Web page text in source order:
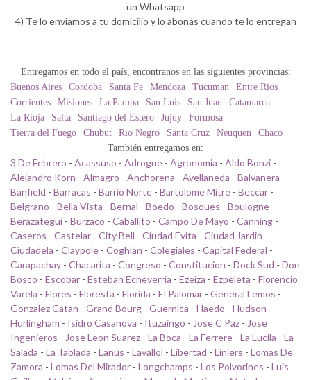
un Whatsapp
4) Te lo enviamos a tu domicilio y lo abonás cuando te lo entregan
Entregamos en todo el país, encontranos en las siguientes provincias:
Buenos Aires
Cordoba Santa Fe Mendoza Tucuman
Entre Rios
Corrientes
Misiones La Pampa San Luis San Juan
Catamarca
La Rioja
Salta Santiago del Estero Jujuy
Formosa
Tierra del Fuego
Chubut Rio Negro Santa Cruz Neuquen
Chaco
También entregamos en:
3 De Febrero - Acassuso - Adrogue - Agronomia - Aldo Bonzi -
Alejandro Korn - Almagro - Anchorena - Avellaneda - Balvanera -
Banfield - Barracas - Barrio Norte - Bartolome Mitre - Beccar -
Belgrano - Bella Vista - Bernal - Boedo - Bosques - Boulogne -
Berazategui - Burzaco - Caballito - Campo De Mayo - Canning -
Caseros - Castelar - City Bell - Ciudad Evita - Ciudad Jardin -
Ciudadela - Claypole - Coghlan - Colegiales - Capital Federal -
Carapachay - Chacarita - Congreso - Constitucion - Dock Sud - Don
Bosco - Escobar - Esteban Echeverria - Ezeiza - Ezpeleta - Florencio
Varela - Flores - Floresta - Florida - El Palomar - General Lemos -
Gonzalez Catan - Grand Bourg - Guernica - Haedo - Hudson -
Hurlingham - Isidro Casanova - Ituzaingo - Jose C Paz - Jose
Ingenieros - Jose Leon Suarez - La Boca - La Ferrere - La Lucila - La
Salada - La Tablada - Lanus - Lavallol - Libertad - Liniers - Lomas De
Zamora - Lomas Del Mirador - Longchamps - Los Polvorines - Luis